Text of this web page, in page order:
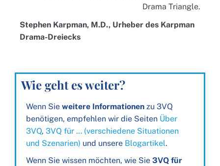
Drama Triangle.
Stephen Karpman, M.D., Urheber des Karpman
Drama-Dreiecks
Wie geht es weiter?
Wenn Sie weitere Informationen zu 3VQ
benötigen, empfehlen wir die Seiten Über
3VQ, 3VQ für … (verschiedene Situationen
und Szenarien) und unsere Blogartikel.
Wenn Sie wissen möchten, wie Sie 3VQ für